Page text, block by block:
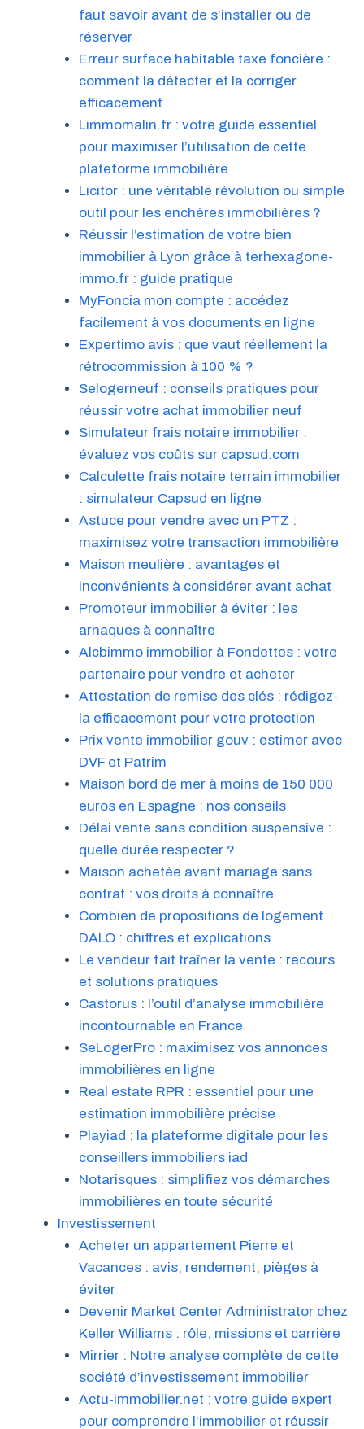
faut savoir avant de s’installer ou de
réserver
Erreur surface habitable taxe foncière :
comment la détecter et la corriger
efficacement
Limmomalin.fr : votre guide essentiel
pour maximiser l’utilisation de cette
plateforme immobilière
Licitor : une véritable révolution ou simple
outil pour les enchères immobilières ?
Réussir l’estimation de votre bien
immobilier à Lyon grâce à terhexagone-
immo.fr : guide pratique
MyFoncia mon compte : accédez
facilement à vos documents en ligne
Expertimo avis : que vaut réellement la
rétrocommission à 100 % ?
Selogerneuf : conseils pratiques pour
réussir votre achat immobilier neuf
Simulateur frais notaire immobilier :
évaluez vos coûts sur capsud.com
Calculette frais notaire terrain immobilier
: simulateur Capsud en ligne
Astuce pour vendre avec un PTZ :
maximisez votre transaction immobilière
Maison meulière : avantages et
inconvénients à considérer avant achat
Promoteur immobilier à éviter : les
arnaques à connaître
Alcbimmo immobilier à Fondettes : votre
partenaire pour vendre et acheter
Attestation de remise des clés : rédigez-
la efficacement pour votre protection
Prix vente immobilier gouv : estimer avec
DVF et Patrim
Maison bord de mer à moins de 150 000
euros en Espagne : nos conseils
Délai vente sans condition suspensive :
quelle durée respecter ?
Maison achetée avant mariage sans
contrat : vos droits à connaître
Combien de propositions de logement
DALO : chiffres et explications
Le vendeur fait traîner la vente : recours
et solutions pratiques
Castorus : l’outil d’analyse immobilière
incontournable en France
SeLogerPro : maximisez vos annonces
immobilières en ligne
Real estate RPR : essentiel pour une
estimation immobilière précise
Playiad : la plateforme digitale pour les
conseillers immobiliers iad
Notarisques : simplifiez vos démarches
immobilières en toute sécurité
Investissement
Acheter un appartement Pierre et
Vacances : avis, rendement, pièges à
éviter
Devenir Market Center Administrator chez
Keller Williams : rôle, missions et carrière
Mirrier : Notre analyse complète de cette
société d’investissement immobilier
Actu-immobilier.net : votre guide expert
pour comprendre l’immobilier et réussir